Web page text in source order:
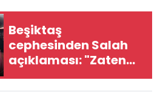
Beşiktaş
cephesinden Salah
açıklaması: "Zaten
planımızda yoktu"